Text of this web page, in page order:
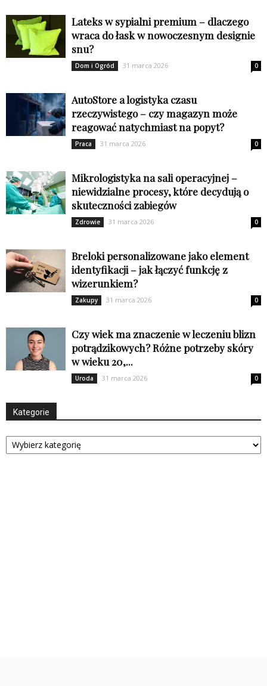
Lateks w sypialni premium – dlaczego
wraca do łask w nowoczesnym designie
snu?
Dom i Ogród 31 marca 2026 0
AutoStore a logistyka czasu
rzeczywistego – czy magazyn może
reagować natychmiast na popyt?
Praca 31 marca 2026 0
Mikrologistyka na sali operacyjnej –
niewidzialne procesy, które decydują o
skuteczności zabiegów
Zdrowie 31 marca 2026 0
Breloki personalizowane jako element
identyfikacji – jak łączyć funkcję z
wizerunkiem?
Zakupy 31 marca 2026 0
Czy wiek ma znaczenie w leczeniu blizn
potrądzikowych? Różne potrzeby skóry
w wieku 20,...
Uroda 31 marca 2026 0
Kategorie
Kategorie